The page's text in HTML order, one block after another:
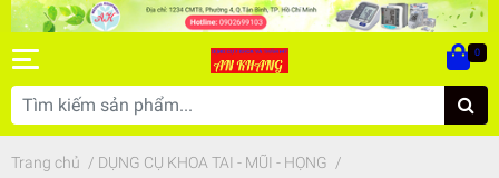
0
Trang chủ / DỤNG CỤ KHOA TAI - MŨI - HỌNG /